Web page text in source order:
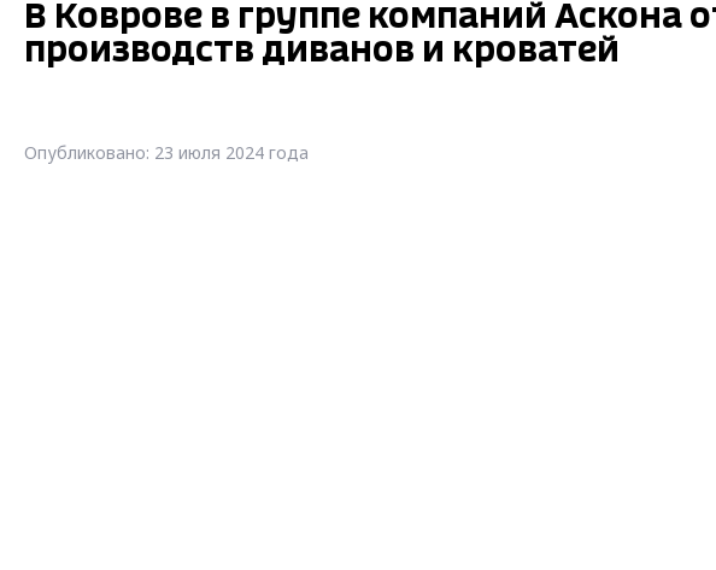
В Коврове в группе компаний Аскона
производств диванов и кроватей
Опубликовано: 23 июля 2024 года